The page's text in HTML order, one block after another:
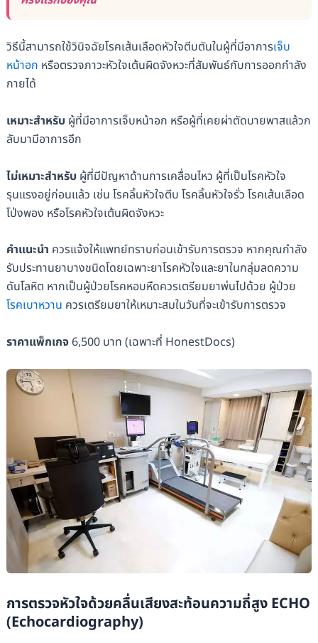
วิธีนี้สามารถใช้วินิจฉัยโรคเส้นเลือดหัวใจตีบตันในผู้ที่มีอาการเจ็บ
หน้าอก หรือตรวจภาวะหัวใจเต้นผิดจังหวะที่สัมพันธ์กับการออกกำลัง
กายได้
เหมาะสำหรับ ผู้ที่มีอาการเจ็บหน้าอก หรือผู้ที่เคยผ่าตัดบายพาสแล้วก
ลับมามีอาการอีก
ไม่เหมาะสำหรับ ผู้ที่มีปัญหาด้านการเคลื่อนไหว ผู้ที่เป็นโรคหัวใจ
รุนแรงอยู่ก่อนแล้ว เช่น โรคลิ้นหัวใจตีบ โรคลิ้นหัวใจรั่ว โรคเส้นเลือด
โป่งพอง หรือโรคหัวใจเต้นผิดจังหวะ
คำแนะนำ ควรแจ้งให้แพทย์ทราบก่อนเข้ารับการตรวจ หากคุณกำลัง
รับประทานยาบางชนิดโดยเฉพาะยาโรคหัวใจและยาในกลุ่มลดความ
ดันโลหิต หากเป็นผู้ป่วยโรคหอบหืดควรเตรียมยาพ่นไปด้วย ผู้ป่วย
โรคเบาหวาน ควรเตรียมยาให้เหมาะสมในวันที่จะเข้ารับการตรวจ
ราคาแพ็กเกจ6,500 บาท (เฉพาะที่ HonestDocs)
การตรวจหัวใจด้วยคลื่นเสียงสะท้อนความถี่สูง ECHO
(Echocardiography)